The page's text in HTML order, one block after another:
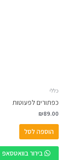
כללי
כפתורים לפעוטות
₪89.00
הוספה לסל
בירור בוואטסאפ